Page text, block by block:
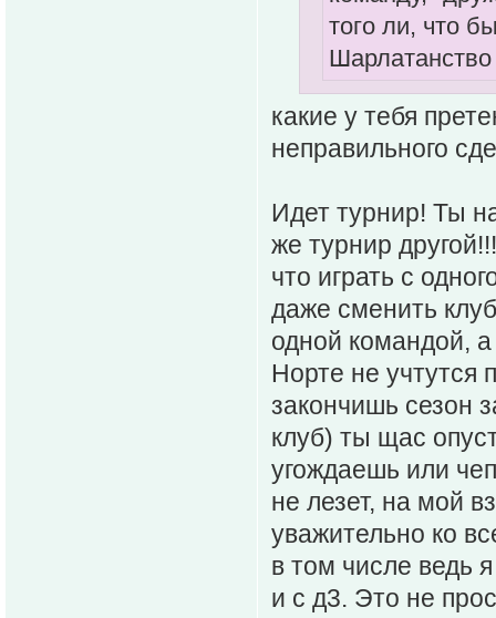
того ли, что
какие у тебя
неправильного
Идет турнир! Ты
же турнир
что играть с
даже сменить
одной командой, а
Норте не учтутся
закончишь сезон
клуб) ты щас
угождаешь или
не лезет, на мой
уважительно ко
в том числе ведь
и с д3. Это не